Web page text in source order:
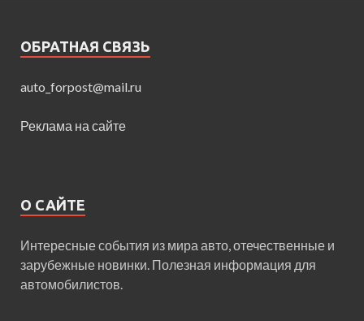
ОБРАТНАЯ СВЯЗЬ
auto_forpost@mail.ru
Реклама на сайте
О САЙТЕ
Интересные события из мира авто, отечественные и
зарубежные новинки. Полезная информация для
автомобилистов.